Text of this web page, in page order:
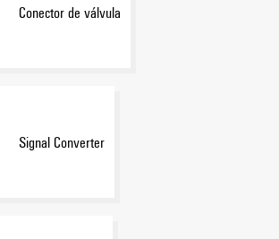
Conector de válvula
Signal Converter